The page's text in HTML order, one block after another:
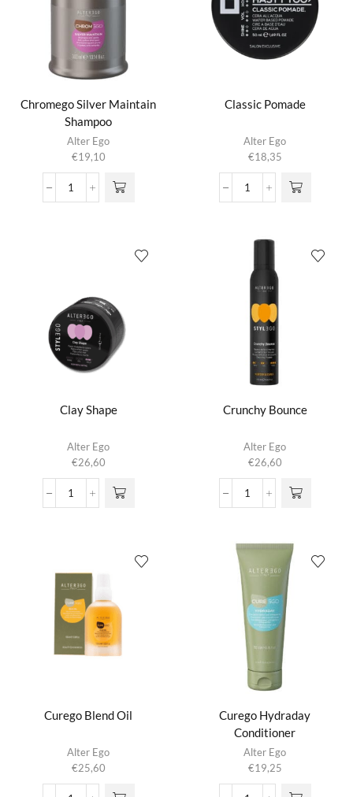
Chromego Silver Maintain
Shampoo
Alter Ego
€19,10
Chromego
Classic Pomade
Alter Ego
€18,35
Classic
Clay Shape
Alter Ego
€26,60
Clay
Crunchy Bounce
Alter Ego
€26,60
Crunchy
Curego Blend Oil
Alter Ego
€25,60
Curego Hydraday
Conditioner
Alter Ego
€19,25